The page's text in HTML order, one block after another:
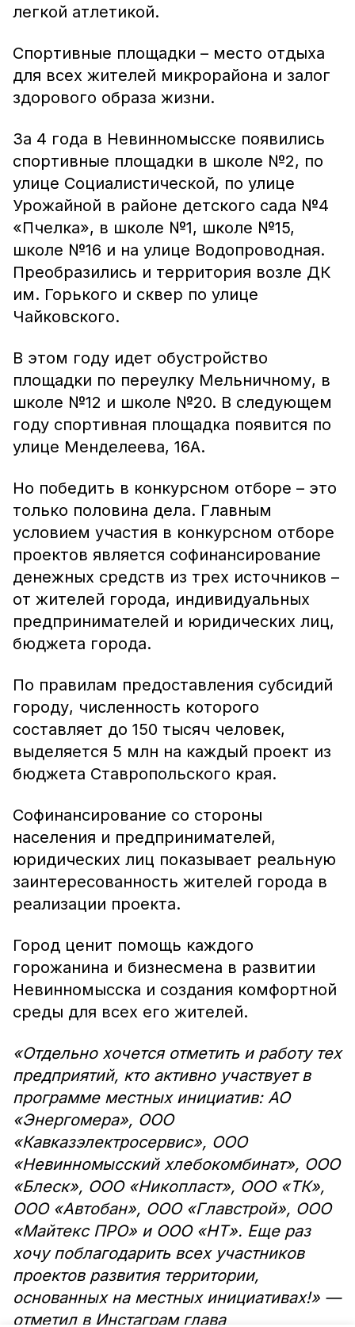
легкой атлетикой.
Спортивные площадки – место отдыха
для всех жителей микрорайона и залог
здорового образа жизни.
За 4 года в Невинномысске появились
спортивные площадки в школе №2, по
улице Социалистической, по улице
Урожайной в районе детского сада №4
«Пчелка», в школе №1, школе №15,
школе №16 и на улице Водопроводная.
Преобразились и территория возле ДК
им. Горького и сквер по улице
Чайковского.
В этом году идет обустройство
площадки по переулку Мельничному, в
школе №12 и школе №20. В следующем
году спортивная площадка появится по
улице Менделеева, 16А.
Но победить в конкурсном отборе – это
только половина дела. Главным
условием участия в конкурсном отборе
проектов является софинансирование
денежных средств из трех источников –
от жителей города, индивидуальных
предпринимателей и юридических лиц,
бюджета города.
По правилам предоставления субсидий
городу, численность которого
составляет до 150 тысяч человек,
выделяется 5 млн на каждый проект из
бюджета Ставропольского края.
Софинансирование со стороны
населения и предпринимателей,
юридических лиц показывает реальную
заинтересованность жителей города в
реализации проекта.
Город ценит помощь каждого
горожанина и бизнесмена в развитии
Невинномысска и создания комфортной
среды для всех его жителей.
«Отдельно хочется отметить и работу тех
предприятий, кто активно участвует в
программе местных инициатив: АО
«Энергомера», ООО
«Кавказэлектросервис», ООО
«Невинномысский хлебокомбинат», ООО
«Блеск», ООО «Никопласт», ООО «ТК»,
ООО «Автобан», ООО «Главстрой», ООО
«Майтекс ПРО» и ООО «НТ». Еще раз
хочу поблагодарить всех участников
проектов развития территории,
основанных на местных инициативах!» —
отметил в Инстаграм глава